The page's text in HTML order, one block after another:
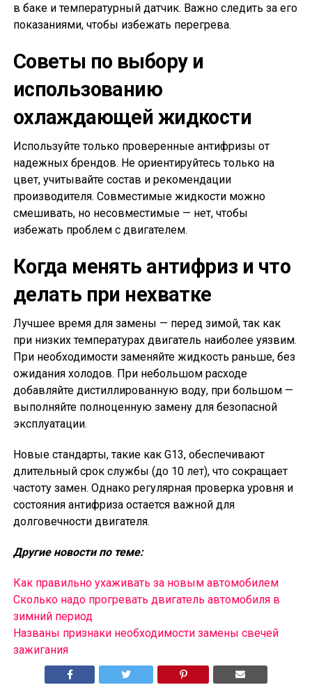
в баке и температурный датчик. Важно следить за его
показаниями, чтобы избежать перегрева.
Советы по выбору и
использованию
охлаждающей жидкости
Используйте только проверенные антифризы от
надежных брендов. Не ориентируйтесь только на
цвет, учитывайте состав и рекомендации
производителя. Совместимые жидкости можно
смешивать, но несовместимые — нет, чтобы
избежать проблем с двигателем.
Когда менять антифриз и что
делать при нехватке
Лучшее время для замены — перед зимой, так как
при низких температурах двигатель наиболее уязвим.
При необходимости заменяйте жидкость раньше, без
ожидания холодов. При небольшом расходе
добавляйте дистиллированную воду, при большом —
выполняйте полноценную замену для безопасной
эксплуатации.
Новые стандарты, такие как G13, обеспечивают
длительный срок службы (до 10 лет), что сокращает
частоту замен. Однако регулярная проверка уровня и
состояния антифриза остается важной для
долговечности двигателя.
Другие новости по теме:
Как правильно ухаживать за новым автомобилем
Сколько надо прогревать двигатель автомобиля в
зимний период
Названы признаки необходимости замены свечей
зажигания